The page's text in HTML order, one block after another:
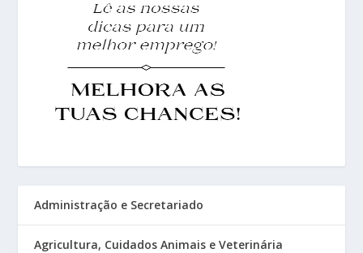
Administração e Secretariado
Agricultura, Cuidados Animais e Veterinária